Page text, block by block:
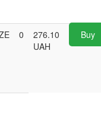
0
276.10
UAH
Buy